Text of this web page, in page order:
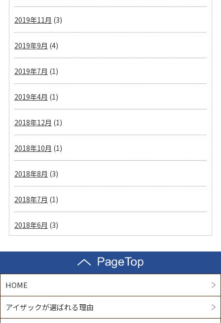
2019年11月 (3)
2019年9月 (4)
2019年7月 (1)
2019年4月 (1)
2018年12月 (1)
2018年10月 (1)
2018年8月 (3)
2018年7月 (1)
2018年6月 (3)
HOME
アイザックが選ばれる理由